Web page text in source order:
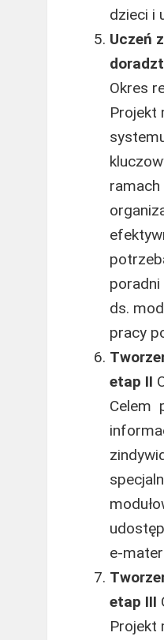
dzieci i
Uczeń
Okres
Projekt
ds.
pracy
etap II
Celem
e-
etap III
Projekt